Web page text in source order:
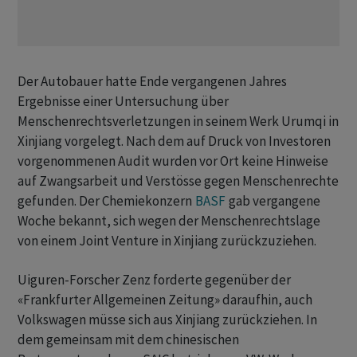
Der Autobauer hatte Ende vergangenen Jahres
Ergebnisse einer Untersuchung über
Menschenrechtsverletzungen in seinem Werk Urumqi in
Xinjiang vorgelegt. Nach dem auf Druck von Investoren
vorgenommenen Audit wurden vor Ort keine Hinweise
auf Zwangsarbeit und Verstösse gegen Menschenrechte
gefunden. Der Chemiekonzern BASF gab vergangene
Woche bekannt, sich wegen der Menschenrechtslage
von einem Joint Venture in Xinjiang zurückzuziehen.
Uiguren-Forscher Zenz forderte gegenüber der
«Frankfurter Allgemeinen Zeitung» daraufhin, auch
Volkswagen müsse sich aus Xinjiang zurückziehen. In
dem gemeinsam mit dem chinesischen